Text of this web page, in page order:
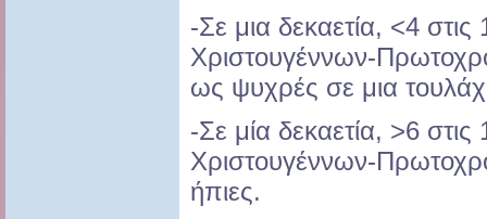
-Σε μια δεκαετία, <4
Χριστουγέννων-
ως ψυχρές σε μια
-Σε μία δεκαετία, >6
Χριστουγέννων-
ήπιες.